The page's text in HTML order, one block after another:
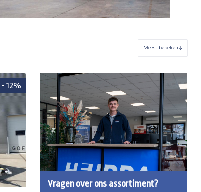
Meest bekeken
- 12%
Vragen over ons assortiment?